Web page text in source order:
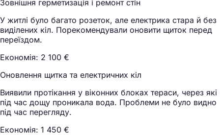
Зовнішня герметизація і ремонт стін
У житлі було багато розеток, але електрика стара й без
виділених кіл. Порекомендували оновити щиток перед
переїздом.
Економія: 2 100 €
Оновлення щитка та електричних кіл
Виявили протікання у віконних блоках тераси, через які
під час дощу проникала вода. Проблеми не було видно
під час перегляду.
Економія: 1 450 €